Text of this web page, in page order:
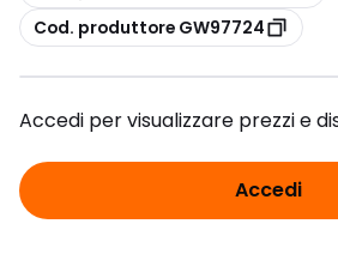
copia
Cod. produttore GW97724
Accedi per visualizzare prezzi e
Accedi